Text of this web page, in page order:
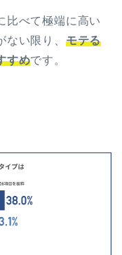
比べて極端に高い
い限り、 モテる
すめです。